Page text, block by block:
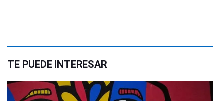
TE PUEDE INTERESAR